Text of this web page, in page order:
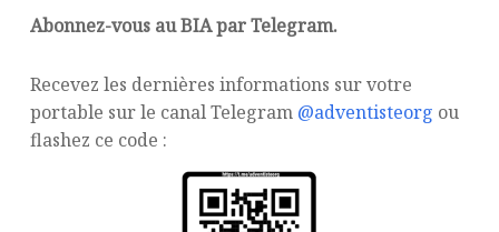
Abonnez-vous au BIA par Telegram.
Recevez les dernières informations sur votre
portable sur le canal Telegram @adventisteorg ou
flashez ce code :